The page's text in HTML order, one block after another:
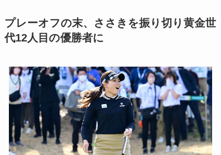
プレーオフの末、ささきを振り切り黄金世
代12人目の優勝者に